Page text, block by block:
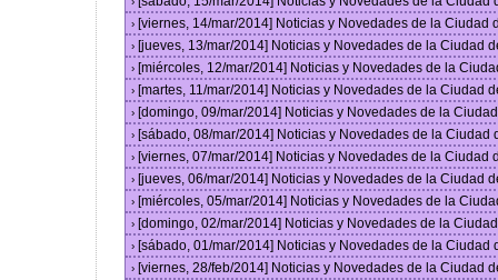
› [viernes, 14/mar/2014] Noticias y Novedades de la Ciudad
› [jueves, 13/mar/2014] Noticias y Novedades de la Ciudad
› [miércoles, 12/mar/2014] Noticias y Novedades de la
› [martes, 11/mar/2014] Noticias y Novedades de la Ciudad
› [domingo, 09/mar/2014] Noticias y Novedades de la
› [sábado, 08/mar/2014] Noticias y Novedades de la Ciudad
› [viernes, 07/mar/2014] Noticias y Novedades de la Ciudad
› [jueves, 06/mar/2014] Noticias y Novedades de la Ciudad
› [miércoles, 05/mar/2014] Noticias y Novedades de la
› [domingo, 02/mar/2014] Noticias y Novedades de la
› [sábado, 01/mar/2014] Noticias y Novedades de la Ciudad
› [viernes, 28/feb/2014] Noticias y Novedades de la Ciudad